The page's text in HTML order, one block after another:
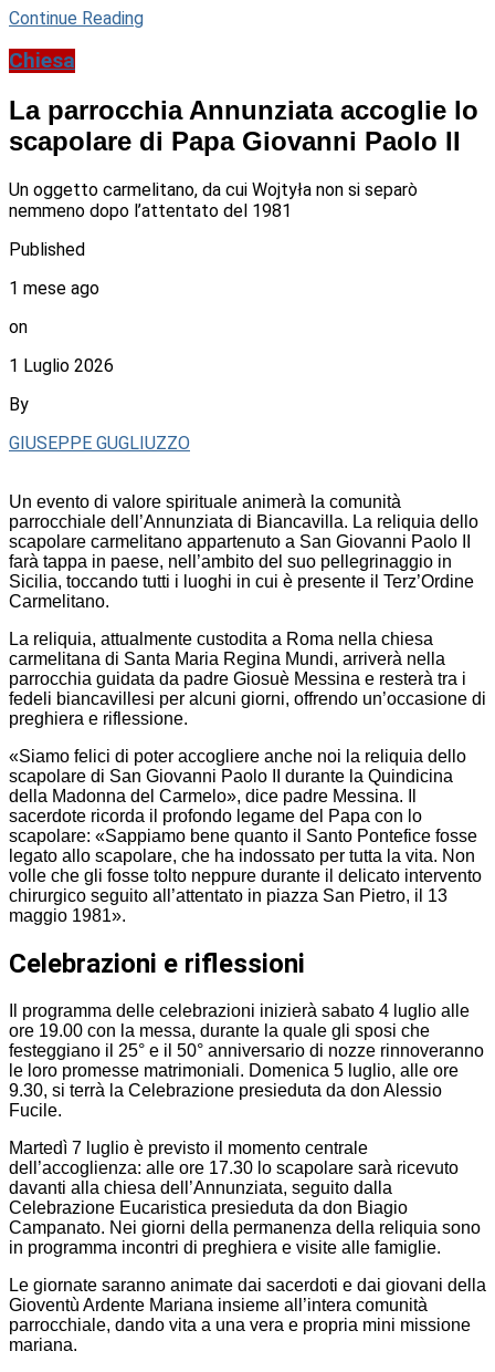
Continue Reading
Chiesa
La parrocchia Annunziata accoglie lo
scapolare di Papa Giovanni Paolo II
Un oggetto carmelitano, da cui Wojtyła non si separò
nemmeno dopo l’attentato del 1981
Published
1 mese ago
on
1 Luglio 2026
By
GIUSEPPE GUGLIUZZO
Un evento di valore spirituale animerà la comunità
parrocchiale dell’Annunziata di Biancavilla. La reliquia dello
scapolare carmelitano appartenuto a San Giovanni Paolo II
farà tappa in paese, nell’ambito del suo pellegrinaggio in
Sicilia, toccando tutti i luoghi in cui è presente il Terz’Ordine
Carmelitano.
La reliquia, attualmente custodita a Roma nella chiesa
carmelitana di Santa Maria Regina Mundi, arriverà nella
parrocchia guidata da padre Giosuè Messina e resterà tra i
fedeli biancavillesi per alcuni giorni, offrendo un’occasione di
preghiera e riflessione.
«Siamo felici di poter accogliere anche noi la reliquia dello
scapolare di San Giovanni Paolo II durante la Quindicina
della Madonna del Carmelo», dice padre Messina. Il
sacerdote ricorda il profondo legame del Papa con lo
scapolare: «Sappiamo bene quanto il Santo Pontefice fosse
legato allo scapolare, che ha indossato per tutta la vita. Non
volle che gli fosse tolto neppure durante il delicato intervento
chirurgico seguito all’attentato in piazza San Pietro, il 13
maggio 1981».
Celebrazioni e riflessioni
Il programma delle celebrazioni inizierà sabato 4 luglio alle
ore 19.00 con la messa, durante la quale gli sposi che
festeggiano il 25° e il 50° anniversario di nozze rinnoveranno
le loro promesse matrimoniali. Domenica 5 luglio, alle ore
9.30, si terrà la Celebrazione presieduta da don Alessio
Fucile.
Martedì 7 luglio è previsto il momento centrale
dell’accoglienza: alle ore 17.30 lo scapolare sarà ricevuto
davanti alla chiesa dell’Annunziata, seguito dalla
Celebrazione Eucaristica presieduta da don Biagio
Campanato. Nei giorni della permanenza della reliquia sono
in programma incontri di preghiera e visite alle famiglie.
Le giornate saranno animate dai sacerdoti e dai giovani della
Gioventù Ardente Mariana insieme all’intera comunità
parrocchiale, dando vita a una vera e propria mini missione
mariana.